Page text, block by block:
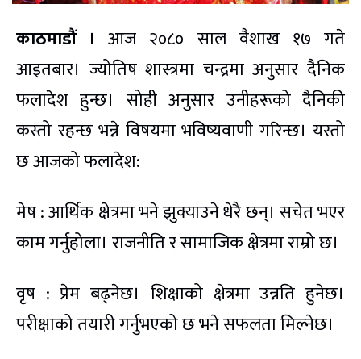
काठमाडौं । आज २०८० साल वैशाख १७ गते
आइतबार। ज्योतिष शास्त्रमा चन्द्रमा अनुसार दैनिक
फलादेश हुन्छ। सोही अनुसार उनीहरूको दैनिकी
कस्तो रहन्छ भन्ने विषयमा भविष्यवाणी गरिन्छ। यस्तो
छ आजको फलादेश:
मेष : आर्थिक क्षेत्रमा भने झुक्याउने धेरै छन्। सचेत भएर
काम गर्नुहोला। राजनीति र सामाजिक क्षेत्रमा राम्रो छ।
वृष : प्रेम बढ्नेछ। शिक्षाको क्षेत्रमा उन्नति हुनेछ।
परीक्षाको तयारी गर्नुभएको छ भने सफलता मिल्नेछ।